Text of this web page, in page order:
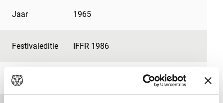
Jaar 1965
Festivaleditie IFFR 1986
Lengte